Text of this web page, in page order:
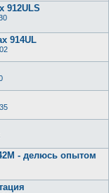
912ULS
914UL
- делюсь опытом